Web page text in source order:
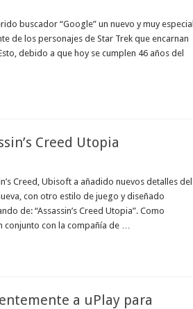
buscador “Google” un nuevo y muy especial
de los personajes de Star Trek que encarnan
debido a que hoy se cumplen 46 años del
Creed Utopia
Creed, Ubisoft a añadido nuevos detalles del
con otro estilo de juego y diseñado
de: “Assassin’s Creed Utopia”. Como
conjunto con la compañía de …
a uPlay para